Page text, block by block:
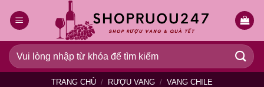
qua
dung
Tìm
kiếm:
TRANG CHỦ / RƯỢU VANG / VANG CHILE